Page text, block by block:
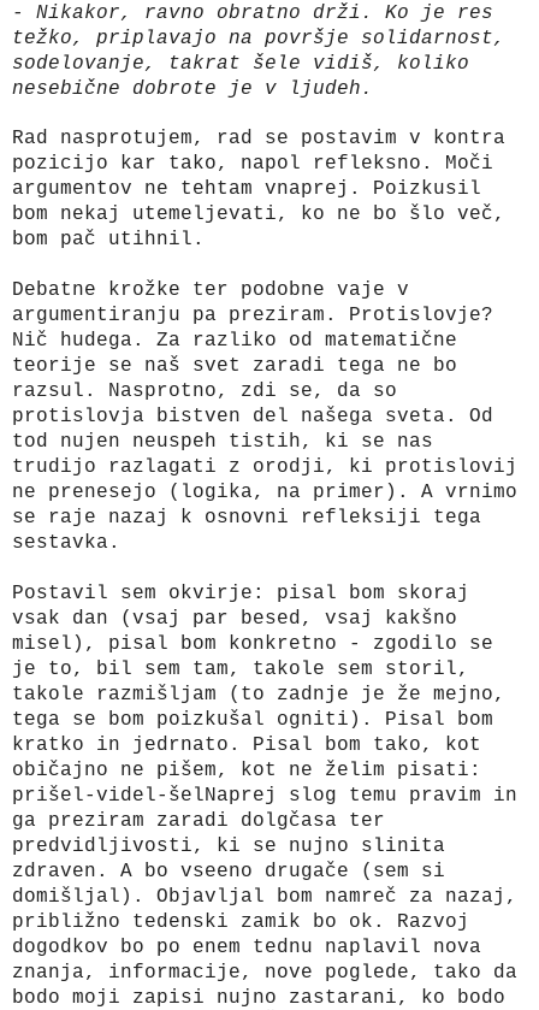
- Nikakor, ravno obratno drži. Ko je res
težko, priplavajo na površje solidarnost,
sodelovanje, takrat šele vidiš, koliko
nesebične dobrote je v ljudeh.
Rad nasprotujem, rad se postavim v kontra
pozicijo kar tako, napol refleksno. Moči
argumentov ne tehtam vnaprej. Poizkusil
bom nekaj utemeljevati, ko ne bo šlo več,
bom pač utihnil.
Debatne krožke ter podobne vaje v
argumentiranju pa preziram. Protislovje?
Nič hudega. Za razliko od matematične
teorije se naš svet zaradi tega ne bo
razsul. Nasprotno, zdi se, da so
protislovja bistven del našega sveta. Od
tod nujen neuspeh tistih, ki se nas
trudijo
razlagati z orodji, ki protislovij
ne prenesejo (logika, na primer). A vrnimo
se raje nazaj k osnovni refleksiji tega
sestavka.
Postavil sem okvirje: pisal bom skoraj
vsak dan (vsaj par besed, vsaj kakšno
misel), pisal bom konkretno - zgodilo se
je to, bil sem tam, takole sem storil,
takole razmišljam (to zadnje je že mejno,
tega se bom poizkušal ogniti). Pisal bom
kratko in jedrnato. Pisal bom tako, kot
običajno ne pišem, kot ne želim pisati:
prišel-videl-šelNaprej slog temu pravim in
ga preziram zaradi dolgčasa ter
predvidljivosti, ki se nujno slinita
zdraven. A bo vseeno drugače (sem si
domišljal). Objavljal bom namreč za nazaj,
približno tedenski zamik bo ok. Razvoj
dogodkov bo po enem tednu naplavil nova
znanja, informacije, nove poglede, tako da
bodo moji zapisi nujno zastarani, ko bodo